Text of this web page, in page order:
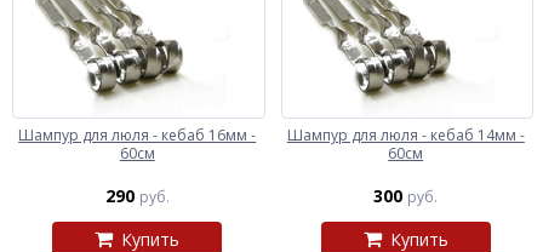
Шампур для люля - кебаб 16мм -
60см
290 руб.
Купить
Шампур для люля - кебаб 14мм -
60см
300 руб.
Купить